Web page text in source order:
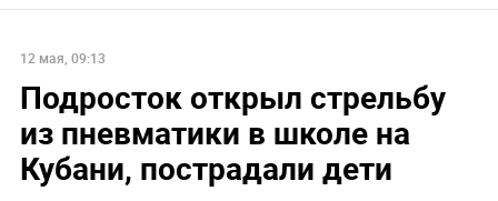
12 мая, 09:13
Подросток открыл стрельбу
из пневматики в школе на
Кубани, пострадали дети